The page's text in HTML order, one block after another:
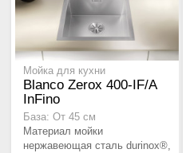
Мойка для кухни
Blanco Zerox 400-IF/A
InFino
База: От 45 см
Материал мойки
нержавеющая сталь durinox®,